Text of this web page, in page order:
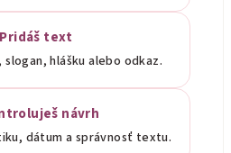
text
hlášku alebo odkaz.
návrh
dátum a správnosť textu.